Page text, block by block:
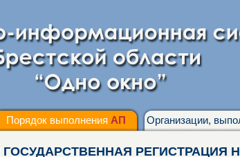
Порядок выполнения АП Организации,
ГОСУДАРСТВЕННАЯ